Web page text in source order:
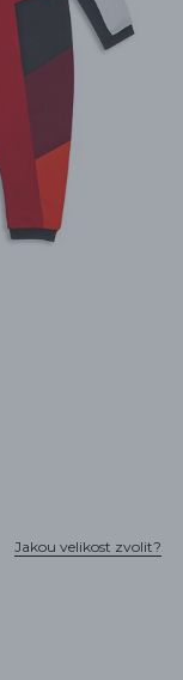
Jakou velikost zvolit?